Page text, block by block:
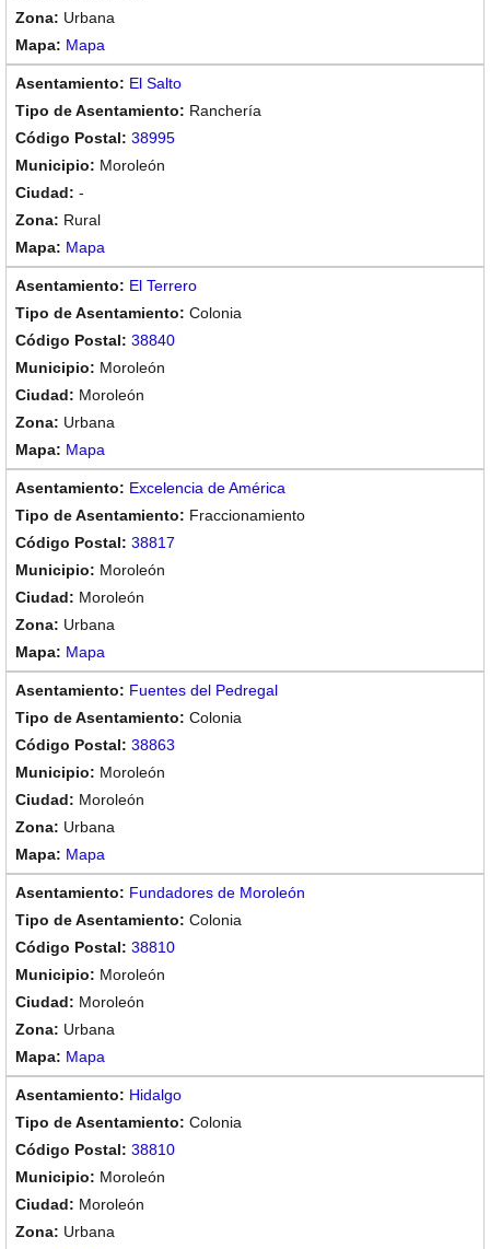
Urbana
Mapa
El Salto
Ranchería
38995
Moroleón
-
Rural
Mapa
El Terrero
Colonia
38840
Moroleón
Moroleón
Urbana
Mapa
Excelencia de América
Fraccionamiento
38817
Moroleón
Moroleón
Urbana
Mapa
Fuentes del Pedregal
Colonia
38863
Moroleón
Moroleón
Urbana
Mapa
Fundadores de Moroleón
Colonia
38810
Moroleón
Moroleón
Urbana
Mapa
Hidalgo
Colonia
38810
Moroleón
Moroleón
Urbana